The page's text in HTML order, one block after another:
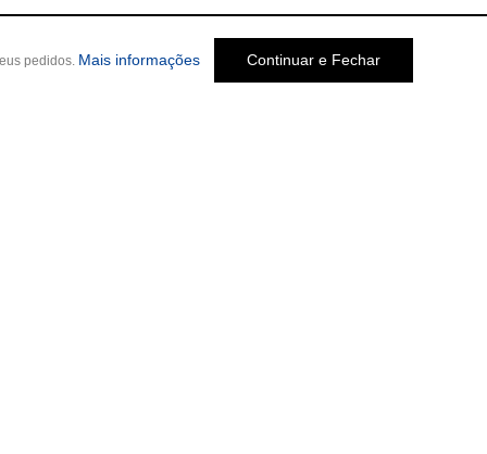
pedidos. Mais informações Continuar e Fechar